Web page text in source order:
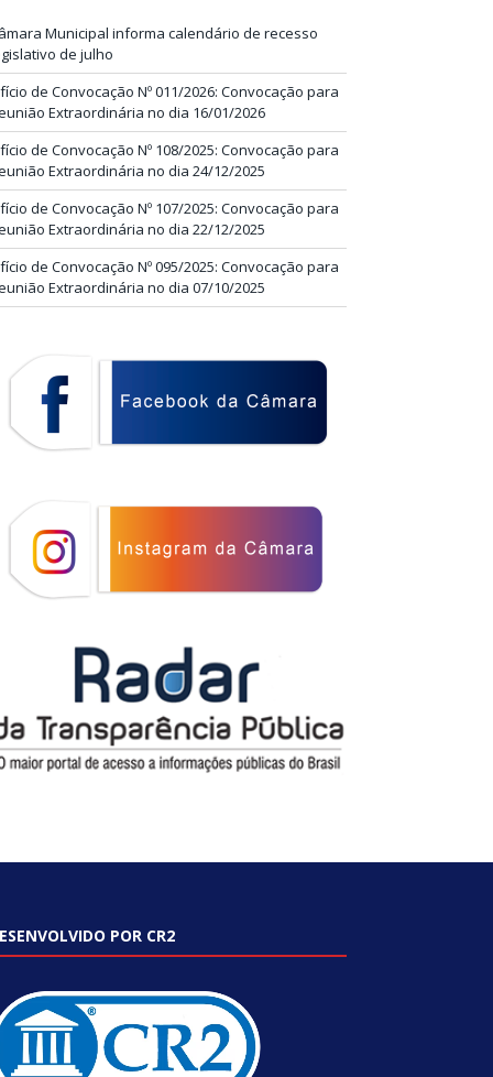
Municipal informa calendário de recesso
de julho
de Convocação Nº 011/2026: Convocação para
Extraordinária no dia 16/01/2026
de Convocação Nº 108/2025: Convocação para
Extraordinária no dia 24/12/2025
de Convocação Nº 107/2025: Convocação para
Extraordinária no dia 22/12/2025
de Convocação Nº 095/2025: Convocação para
Extraordinária no dia 07/10/2025
POR CR2